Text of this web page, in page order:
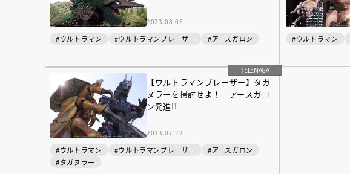
2023.08.05
#ウルトラマン #ウルトラマンブレーザー #アースガロン #ウルトラマン
TELEMAGA
【ウルトラマンブレーザー】タガ
ヌラーを掃討せよ！ アースガロ
ン発進!!
2023.07.22
#ウルトラマン #ウルトラマンブレーザー
#アースガロン
#タガヌラー